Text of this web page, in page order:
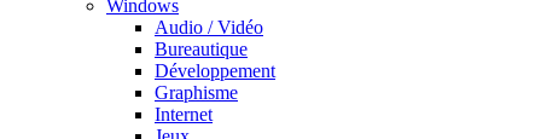
Windows
Audio / Vidéo
Bureautique
Développement
Graphisme
Internet